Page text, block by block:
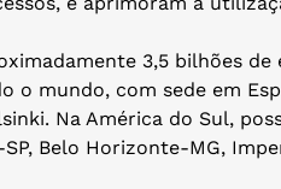
3,5 bilhões de
o mundo, com sede em
Na América do Sul,
Belo Horizonte-MG,